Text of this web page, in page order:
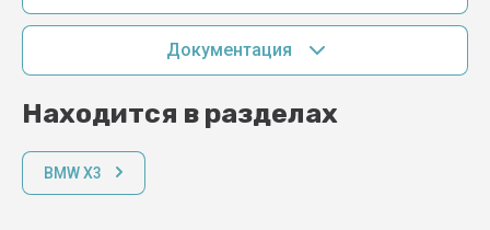
Документация
Находится в разделах
BMW X3